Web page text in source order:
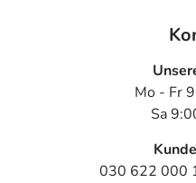
Mo - Fr
Sa
030 622 000